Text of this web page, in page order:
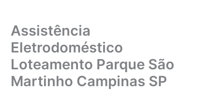
Assistência
Eletrodoméstico
Loteamento Parque São
Martinho Campinas SP